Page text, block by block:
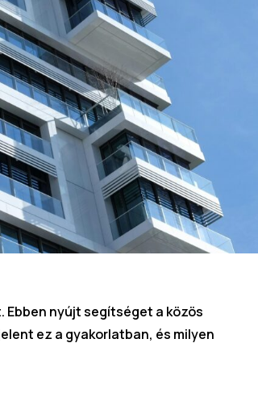
nyújt segítséget a közös
ez a gyakorlatban, és milyen